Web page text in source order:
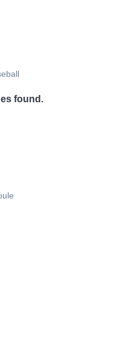
found.